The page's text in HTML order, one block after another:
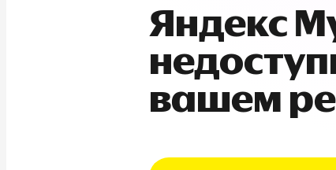
Яндекс
вашем